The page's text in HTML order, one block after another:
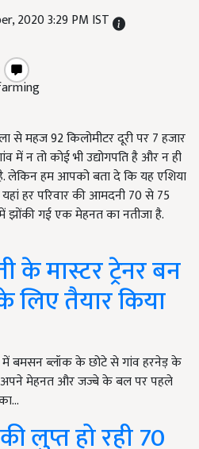
2020 3:29 PM IST
से महज 92 किलोमीटर दूरी पर 7 हजार
में न तो कोई भी उद्योगपति है और न ही
लेकिन हम आपको बता दे कि यह एशिया
हर परिवार की आमदनी 70 से 75
गई एक मेहनत का नतीजा है.
के मास्टर ट्रेनर बन
तैयार किया
में बमसन ब्लॉक के छोटे से गांव हरनेड़ के
अपने मेहनत और जज्बे के बल पर पहले
लुप्त हो रही 70